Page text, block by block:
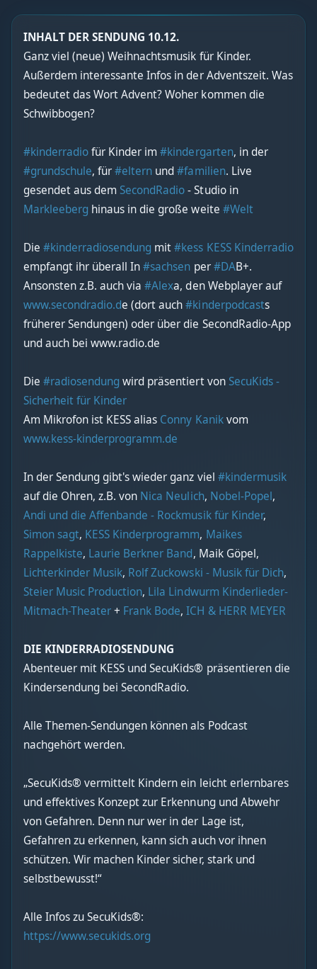
INHALT DER SENDUNG 10.12.
Ganz viel (neue) Weihnachtsmusik für Kinder.
Außerdem interessante Infos in der Adventszeit. Was
bedeutet das Wort Advent? Woher kommen die
Schwibbogen?
#kinderradiofür Kinder im#kindergarten, in der
#grundschule, für#eltern und#familien. Live
gesendet aus dem SecondRadio- Studio in
Markleeberg hinaus in die große weite #Welt
Die#kinderradiosendung mit#kess KESS Kinderradio
empfangt ihr überall In#sachsen per#DAB+.
Ansonsten z.B. auch via #Alexa, den Webplayer auf
www.secondradio.de (dort auch#kinderpodcasts
früherer Sendungen) oder über die SecondRadio-App
und auch bei www.radio.de
Die#radiosendung wird präsentiert von SecuKids -
Sicherheit für Kinder
Am Mikrofon ist KESS alias Conny Kanikvom
www.kess-kinderprogramm.de
In der Sendung gibt's wieder ganz viel #kindermusik
auf die Ohren, z.B. von Nica Neulich, Nobel-Popel,
Andi und die Affenbande - Rockmusik für Kinder,
Simon sagt, KESS Kinderprogramm, Maikes
Rappelkiste, Laurie Berkner Band, Maik Göpel,
Lichterkinder Musik, Rolf Zuckowski - Musik für Dich,
Steier Music Production, Lila Lindwurm Kinderlieder-
Mitmach-Theater+ Frank Bode,ICH & HERR MEYER
DIE KINDERRADIOSENDUNG
Abenteuer mit KESS und SecuKids® präsentieren die
Kindersendung bei SecondRadio.
Alle Themen-Sendungen können als Podcast
nachgehört werden.
„SecuKids® vermittelt Kindern ein leicht erlernbares
und effektives Konzept zur Erkennung und Abwehr
von Gefahren. Denn nur wer in der Lage ist,
Gefahren zu erkennen, kann sich auch vor ihnen
schützen. Wir machen Kinder sicher, stark und
selbstbewusst!“
Alle Infos zu SecuKids®:
https://www.secukids.org